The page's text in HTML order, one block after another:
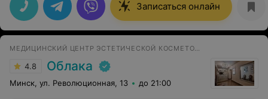
Записаться онлайн
МЕДИЦИНСКИЙ ЦЕНТР ЭСТЕТИЧЕСКОЙ КОСМЕТОЛОГИИ И ГИНЕКОЛОГИИ
4.8 Облака
Минск, ул. Революционная, 13 до 21:00